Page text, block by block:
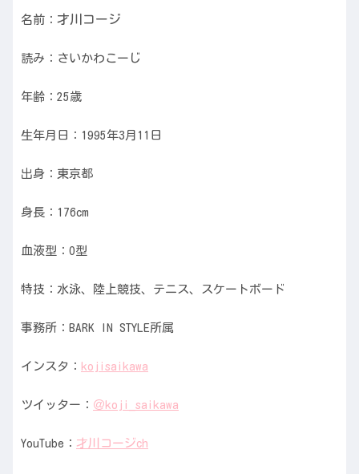
名前： 才川コージ
読み：さいかわこーじ
年齢：25歳
生年月日：1995年3月11日
出身：東京都
身長：176cm
血液型：O型
特技：水泳、陸上競技、テニス、スケートボード
事務所：BARK IN STYLE所属
インスタ： kojisaikawa
ツイッター： ＠koji_saikawa
YouTube： 才川コージch